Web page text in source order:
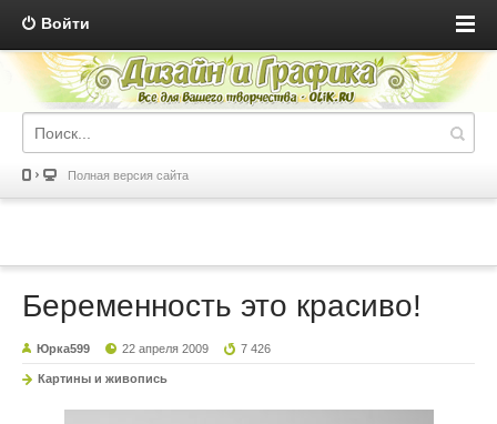
Войти
Полная версия сайта
Беременность это красиво!
Юрка599 22 апреля 2009 7 426
Картины и живопись